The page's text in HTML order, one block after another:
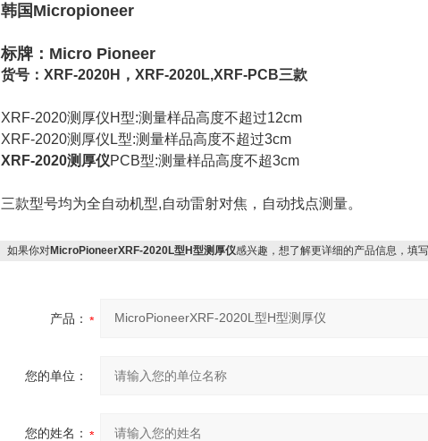
韩国Micropioneer
标牌：Micro Pioneer
货号：XRF-2020H，XRF-2020L,XRF-PCB三款
XRF-2020测厚仪H型:测量样品高度不超过12cm
XRF-2020测厚仪L型:测量样品高度不超过3cm
XRF-2020测厚仪PCB型:测量样品高度不超3cm
三款型号均为全自动机型,自动雷射对焦，自动找点测量。
如果你对MicroPioneerXRF-2020L型H型测厚仪感兴趣，想了解更详细的产品信息，填
产品：
您的单位：
您的姓名：